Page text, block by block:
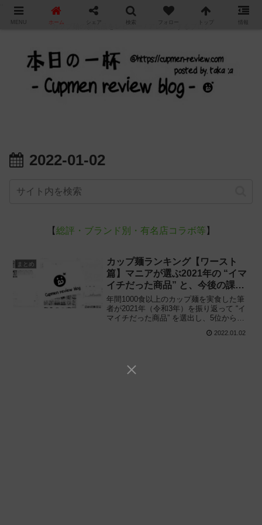
カップ麺の新商品をレビュー / アレンジするブログ
2022-01-02
【総評・ブランド別・有名店コラボ等 】
まとめ
カップ麺ランキング【ワースト
篇】マニアが選ぶ2021年の “イマ
イチだった商品” と、今後の課題
は——
年間1000食以上のカップ麺を実食した筆
者が2021年（令和3年）を振り返って “イ
マイチだった商品” を選出し、5位から順
「ワーストランキング」に入ったカップ
2022.01.02
MENU ホーム シェア 検索 フォロー トップ 情報